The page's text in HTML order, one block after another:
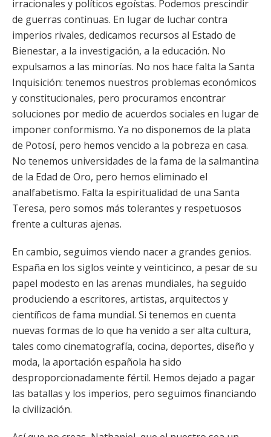
irracionales y políticos egoístas. Podemos prescindir
de guerras continuas. En lugar de luchar contra
imperios rivales, dedicamos recursos al Estado de
Bienestar, a la investigación, a la educación. No
expulsamos a las minorías. No nos hace falta la Santa
Inquisición: tenemos nuestros problemas económicos
y constitucionales, pero procuramos encontrar
soluciones por medio de acuerdos sociales en lugar de
imponer conformismo. Ya no disponemos de la plata
de Potosí, pero hemos vencido a la pobreza en casa.
No tenemos universidades de la fama de la salmantina
de la Edad de Oro, pero hemos eliminado el
analfabetismo. Falta la espiritualidad de una Santa
Teresa, pero somos más tolerantes y respetuosos
frente a culturas ajenas.
En cambio, seguimos viendo nacer a grandes genios.
España en los siglos veinte y veinticinco, a pesar de su
papel modesto en las arenas mundiales, ha seguido
produciendo a escritores, artistas, arquitectos y
científicos de fama mundial. Si tenemos en cuenta
nuevas formas de lo que ha venido a ser alta cultura,
tales como cinematografía, cocina, deportes, diseño y
moda, la aportación española ha sido
desproporcionadamente fértil. Hemos dejado a pagar
las batallas y los imperios, pero seguimos financiando
la civilización.